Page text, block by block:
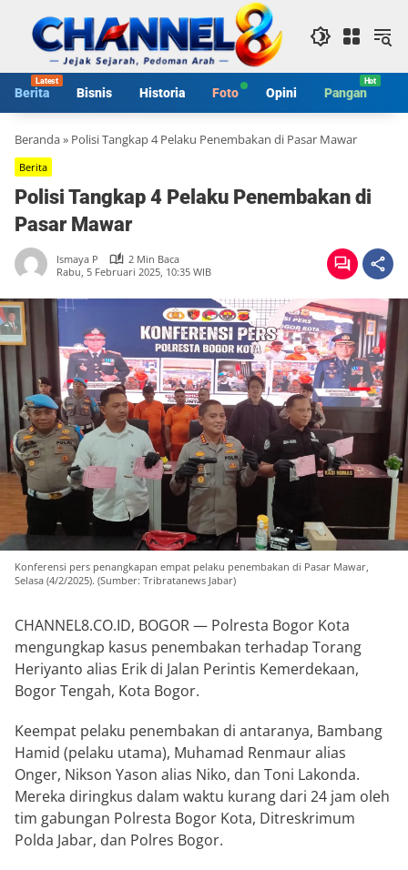
konten
Berita Bisnis Historia Foto Opini Pangan
Beranda» Polisi Tangkap 4 Pelaku Penembakan di Pasar Mawar
Berita
Polisi Tangkap 4 Pelaku Penembakan di
Pasar Mawar
Ismaya P
2 Min Baca
Rabu, 5 Februari 2025, 10:35 WIB
Konferensi pers penangkapan empat pelaku penembakan di Pasar Mawar,
Selasa (4/2/2025). (Sumber: Tribratanews Jabar)
CHANNEL8.CO.ID, BOGOR — Polresta Bogor Kota
mengungkap kasus penembakan terhadap Torang
Heriyanto alias Erik di Jalan Perintis Kemerdekaan,
Bogor Tengah, Kota Bogor.
Keempat pelaku penembakan di antaranya, Bambang
Hamid (pelaku utama), Muhamad Renmaur alias
Onger, Nikson Yason alias Niko, dan Toni Lakonda.
Mereka diringkus dalam waktu kurang dari 24 jam oleh
tim gabungan Polresta Bogor Kota, Ditreskrimum
Polda Jabar, dan Polres Bogor.